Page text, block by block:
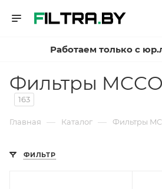
Работаем только с
Фильтры
163
Главная — Каталог — Фильтры
ФИЛЬТР